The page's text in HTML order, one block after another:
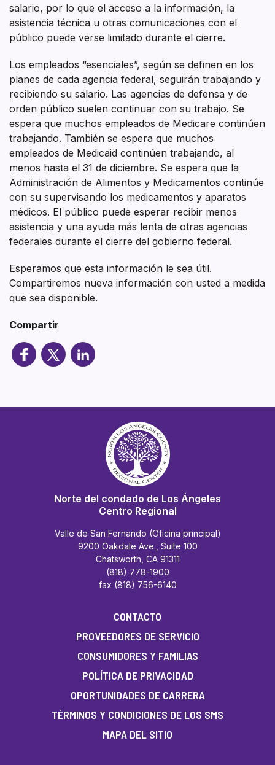
salario, por lo que el acceso a la información, la
asistencia técnica u otras comunicaciones con el
público puede verse limitado durante el cierre.
Los empleados “esenciales”, según se definen en los
planes de cada agencia federal, seguirán trabajando y
recibiendo su salario. Las agencias de defensa y de
orden público suelen continuar con su trabajo. Se
espera que muchos empleados de Medicare continúen
trabajando. También se espera que muchos
empleados de Medicaid continúen trabajando, al
menos hasta el 31 de diciembre. Se espera que la
Administración de Alimentos y Medicamentos continúe
con su supervisando los medicamentos y aparatos
médicos. El público puede esperar recibir menos
asistencia y una ayuda más lenta de otras agencias
federales durante el cierre del gobierno federal.
Esperamos que esta información le sea útil.
Compartiremos nueva información con usted a medida
que sea disponible.
Compartir
Norte del condado de Los Ángeles
Centro Regional
Valle de San Fernando (Oficina principal)
9200 Oakdale Ave., Suite 100
Chatsworth, CA 91311
(818) 778-1900
fax (818) 756-6140
CONTACTO
PROVEEDORES DE SERVICIO
CONSUMIDORES Y FAMILIAS
POLÍTICA DE PRIVACIDAD
OPORTUNIDADES DE CARRERA
TÉRMINOS Y CONDICIONES DE LOS SMS
MAPA DEL SITIO